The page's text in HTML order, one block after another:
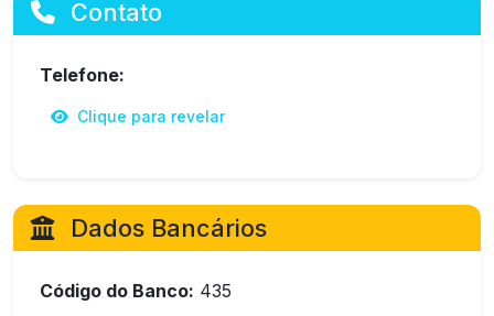
Contato
Telefone:
Clique para revelar
Dados Bancários
Código do Banco: 435